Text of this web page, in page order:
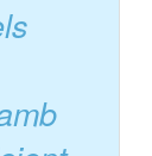
a
més